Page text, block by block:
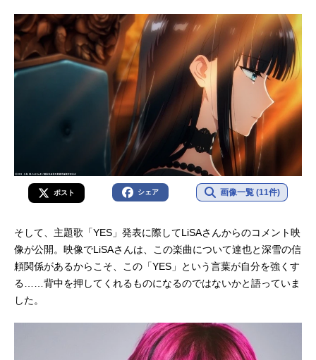
ポスト シェア 画像一覧 (11件)
そして、主題歌「YES」発表に際してLiSAさんからのコメント映
像が公開。映像でLiSAさんは、この楽曲について達也と深雪の信
頼関係があるからこそ、この「YES」という言葉が自分を強くす
る……背中を押してくれるものになるのではないかと語っていま
した。